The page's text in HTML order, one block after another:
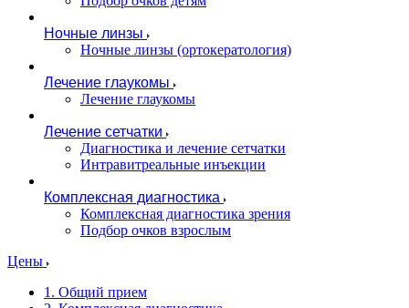
Ночные линзы
Ночные линзы (ортокератология)
Лечение глаукомы
Лечение глаукомы
Лечение сетчатки
Диагностика и лечение сетчатки
Интравитреальные инъекции
Комплексная диагностика
Комплексная диагностика зрения
Подбор очков взрослым
Цены
1. Общий прием